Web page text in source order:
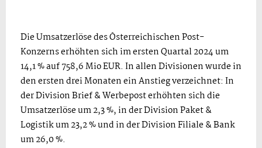
Die Umsatzerlöse des Österreichischen Post-
Konzerns erhöhten sich im ersten Quartal 2024 um
14,1 % auf 758,6 Mio EUR. In allen Divisionen wurde in
den ersten drei Monaten ein Anstieg verzeichnet: In
der Division Brief & Werbepost erhöhten sich die
Umsatzerlöse um 2,3 %, in der Division Paket &
Logistik um 23,2 % und in der Division Filiale & Bank
um 26,0 %.